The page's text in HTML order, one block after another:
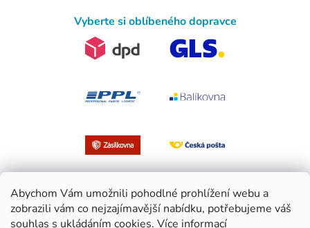
Abychom Vám umožnili pohodlné prohlížení webu a
zobrazili vám co nejzajímavější nabídku, potřebujeme váš
souhlas s ukládáním cookies. Více informací
Vyberte si oblíbeného dopravce